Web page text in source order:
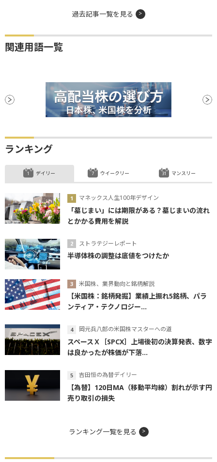
過去記事一覧を見る
関連用語一覧
ランキング
デイリー
マネックス人生100年デザイン
「墓じまい」には期限がある？墓じまいの流れ
とかかる費用を解説
ストラテジーレポート
半導体株の調整は底値をつけたか
米国株、業界動向と銘柄解説
【米国株：銘柄発掘】業績上振れ5銘柄、パラ
ンティア・テクノロジー...
岡元兵八郎の米国株マスターへの道
スペースＸ［SPCX］上場後初の決算発表、数字
は良かったが株価が下落...
吉田恒の為替デイリー
【為替】120日MA（移動平均線）割れが示す円
売り取引の損失
ウイークリー マンスリー
ランキング一覧を見る